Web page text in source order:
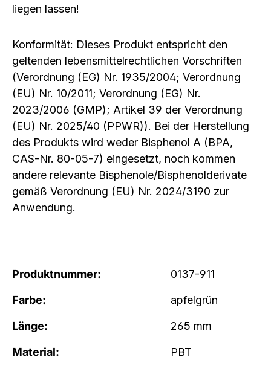
liegen lassen!
Konformität: Dieses Produkt entspricht den
geltenden lebensmittelrechtlichen Vorschriften
(Verordnung (EG) Nr. 1935/2004; Verordnung
(EU) Nr. 10/2011; Verordnung (EG) Nr.
2023/2006 (GMP); Artikel 39 der Verordnung
(EU) Nr. 2025/40 (PPWR)). Bei der Herstellung
des Produkts wird weder Bisphenol A (BPA,
CAS-Nr. 80-05-7) eingesetzt, noch kommen
andere relevante Bisphenole/Bisphenolderivate
gemäß Verordnung (EU) Nr. 2024/3190 zur
Anwendung.
Produktnummer: 0137-911
Farbe: apfelgrün
Länge: 265 mm
Material: PBT